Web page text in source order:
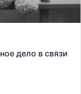
дело в связи